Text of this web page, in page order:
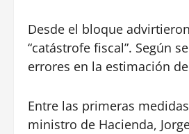
Desde el bloque
“catástrofe fiscal”. Según
errores en la estimación
Entre las primeras
ministro de Hacienda,